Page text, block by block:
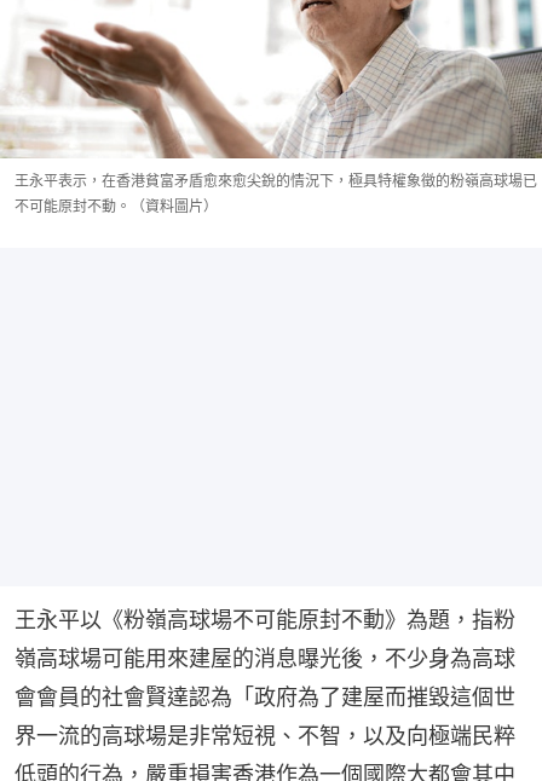
王永平表示，在香港貧富矛盾愈來愈尖銳的情況下，極具特權象徵的粉嶺高球場已
不可能原封不動。（資料圖片）
王永平以《粉嶺高球場不可能原封不動》為題，指粉
嶺高球場可能用來建屋的消息曝光後，不少身為高球
會會員的社會賢達認為「政府為了建屋而摧毀這個世
界一流的高球場是非常短視、不智，以及向極端民粹
低頭的行為，嚴重損害香港作為一個國際大都會其中